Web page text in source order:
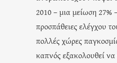
2010 – μια μείωση 27%
προσπάθειες ελέγχου
πολλές χώρες
καπνός εξακολουθεί να